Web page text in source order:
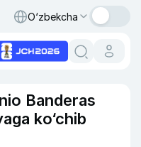
O‘zbekcha
Banderas
ko‘chib